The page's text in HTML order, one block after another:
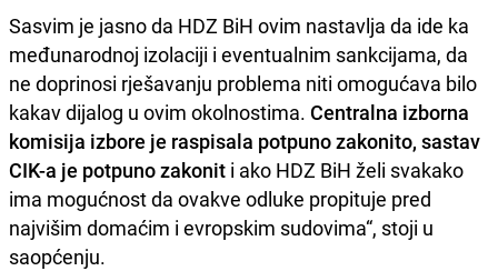
Sasvim je jasno da HDZ BiH ovim nastavlja da ide ka
međunarodnoj izolaciji i eventualnim sankcijama, da
ne doprinosi rješavanju problema niti omogućava bilo
kakav dijalog u ovim okolnostima. Centralna izborna
komisija izbore je raspisala potpuno zakonito, sastav
CIK-a je potpuno zakonit i ako HDZ BiH želi svakako
ima mogućnost da ovakve odluke propituje pred
najvišim domaćim i evropskim sudovima“, stoji u
saopćenju.